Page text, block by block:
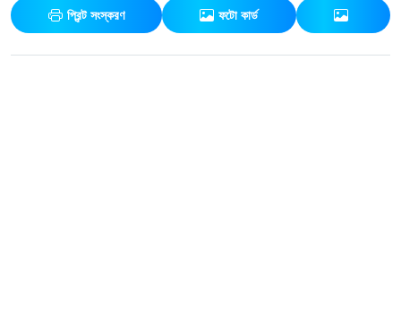
প্রিন্ট সংস্করণ ফটো কার্ড